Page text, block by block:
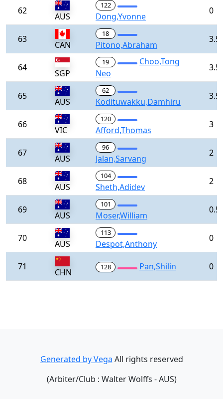
62
AUS
122
Dong,Yvonne
0
63
CAN
18
Pitono,Abraham
3.5
64
SGP
19
Choo,Tong
Neo
3.5
65
AUS
62
Kodituwakku,Damhiru
3.5
66
VIC
120
Afford,Thomas
3
67
AUS
96
Jalan,Sarvang
2
68
AUS
104
Sheth,Adidev
2
69
AUS
101
Moser,William
0.5
70
AUS
113
Despot,Anthony
0
71
CHN 128 Pan,Shilin 0
Generated by Vega All rights reserved
(Arbiter/Club : Walter Wolffs - AUS)